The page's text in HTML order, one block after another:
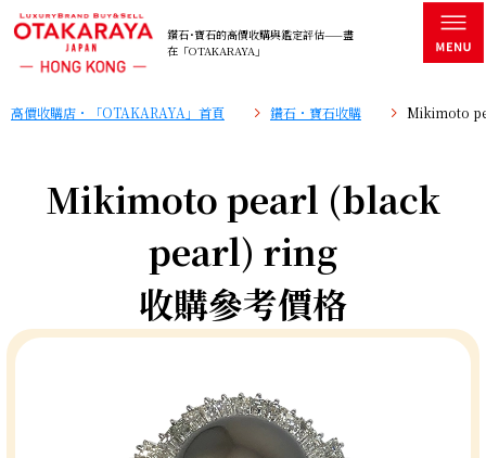
鑽石･寶石的高價收購與鑑定評估——盡
在「OTAKARAYA」
高價收購店・「OTAKARAYA」首頁 鑽石・寶石收購 Mikimoto
Mikimoto pearl (black
pearl) ring
收購參考價格